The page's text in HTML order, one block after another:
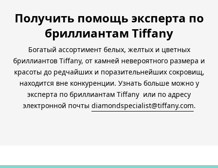
Получить помощь эксперта по
бриллиантам Tiffany
Богатый ассортимент белых, желтых и цветных
бриллиантов Tiffany, от камней невероятного размера и
красоты до редчайших и поразительнейших сокровищ,
находится вне конкуренции. Узнать больше можно у
эксперта по бриллиантам Tiffany или по адресу
электронной почты diamondspecialist@tiffany.com.